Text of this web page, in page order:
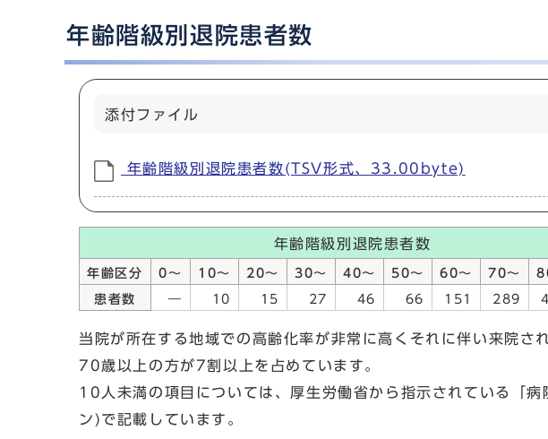
年齢階級別退院患者数
添付ファイル
年齢階級別退院患者数(TSV形式、33.00byte)
年齢階級別退院患者数
年齢区分 0～ 10～ 20～ 30～ 40～ 50～ 60～ 70～
患者数 ― 10 15 27 46 66 151 289
当院が所在する地域での高齢化率が非常に高くそれに伴い来院さ
70歳以上の方が7割以上を占めています。
10人未満の項目については、厚生労働省から指示されている「
ン)で記載しています。